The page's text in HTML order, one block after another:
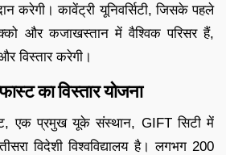
करेगी। कावेंट्री यूनिवर्सिटी, जिसके पहले
और कजाखस्तान में वैश्विक परिसर हैं,
विस्तार करेगी।
का विस्तार योजना
एक प्रमुख यूके संस्थान, GIFT सिटी में
विदेशी विश्वविद्यालय है। लगभग 200